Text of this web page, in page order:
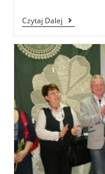
Czytaj Dalej